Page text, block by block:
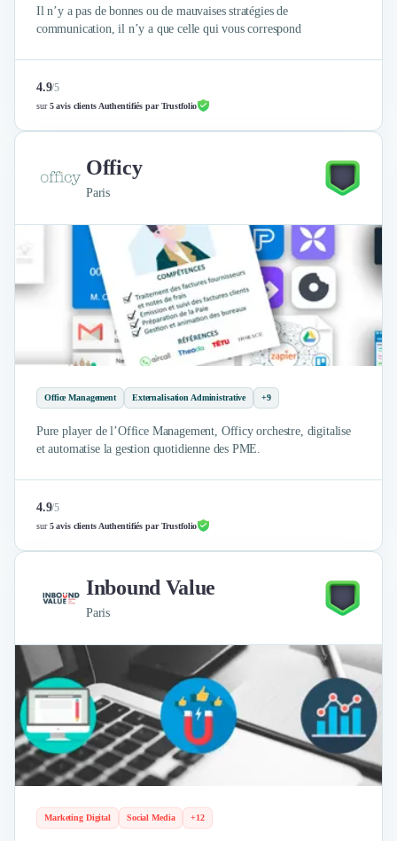
Il n’y a pas de bonnes ou de mauvaises stratégies de
communication, il n’y a que celle qui vous correspond
4.9/5
sur5 avis clients Authentifiés par Trustfolio
Officy
Paris
Office Management Externalisation Administrative +9
Pure player de l’Office Management, Officy orchestre, digitalise
et automatise la gestion quotidienne des PME.
4.9/5
sur5 avis clients Authentifiés par Trustfolio
Inbound Value
Paris
Marketing Digital Social Media +12